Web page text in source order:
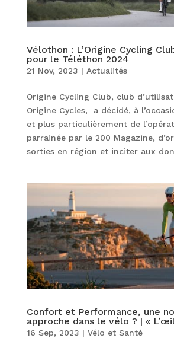
Vélothon : L’Origine Cycling
pour le Téléthon 2024
21 Nov, 2023 | Actualités
Origine Cycling Club, club
Origine Cycles, a décidé, à
et plus particulièrement de
parrainée par le 200 Magazine,
sorties en région et inciter aux
Confort et Performance, une
approche dans le vélo ? | «
16 Sep, 2023 | Vélo et Santé